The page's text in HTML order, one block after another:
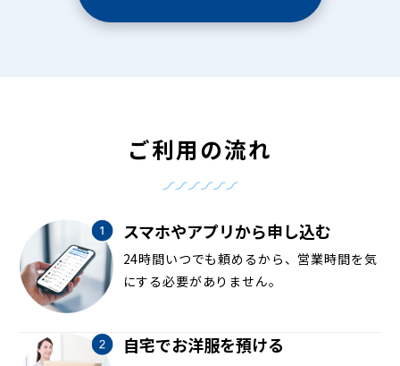
ご利用の流れ
スマホやアプリから申し込む
24時間いつでも頼めるから、営業時間を気
にする必要がありません。
自宅でお洋服を預ける